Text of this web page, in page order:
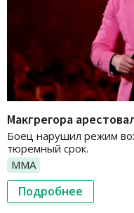
Макгрегора
Боец нарушил режим
тюремный срок.
ММА
Подробнее